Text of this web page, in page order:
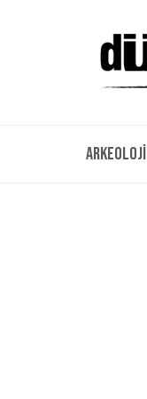
Arkeoloji